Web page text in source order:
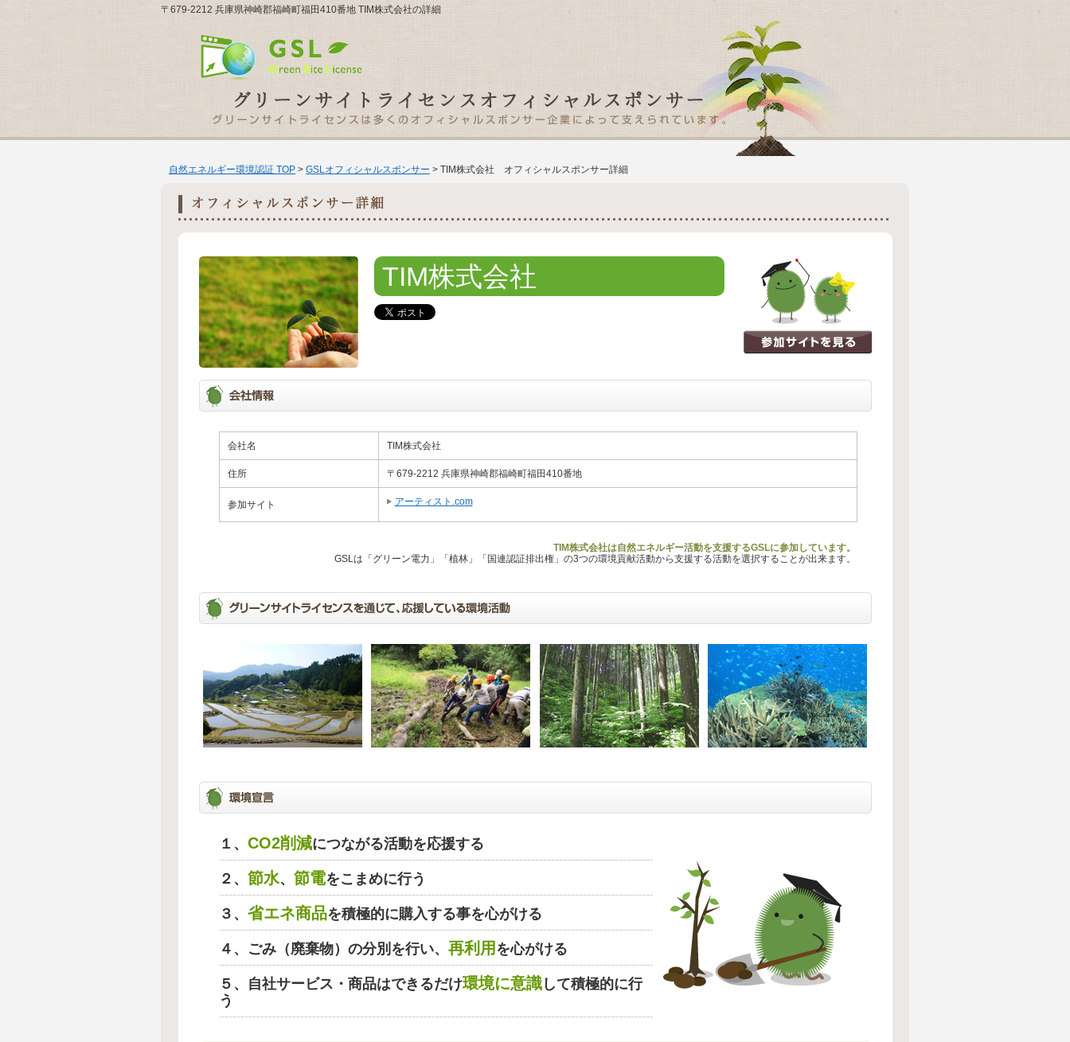
〒679-2212 兵庫県神崎郡福崎町福田410番地 TIM株式会社の詳細
自然エネルギー環境認証 TOP > GSLオフィシャルスポンサー > TIM株式会社 オフィシャルスポンサー詳細
TIM株式会社
会社名 TIM株式会社
住所 〒679-2212 兵庫県神崎郡福崎町福田410番地
参加サイト アーティスト.com
TIM株式会社は自然エネルギー活動を支援するGSLに参加しています。
GSLは「グリーン電力」「植林」「国連認証排出権」の3つの環境貢献活動から支援する活動を選択することが出来ます。
１、 CO2削減につながる活動を応援する
２、 節水、 節電をこまめに行う
３、 省エネ商品を積極的に購入する事を心がける
４、ごみ（廃棄物）の分別を行い、 再利用 を心がける
５、自社サービス・商品はできるだけ環境に意識して積極的に行
う